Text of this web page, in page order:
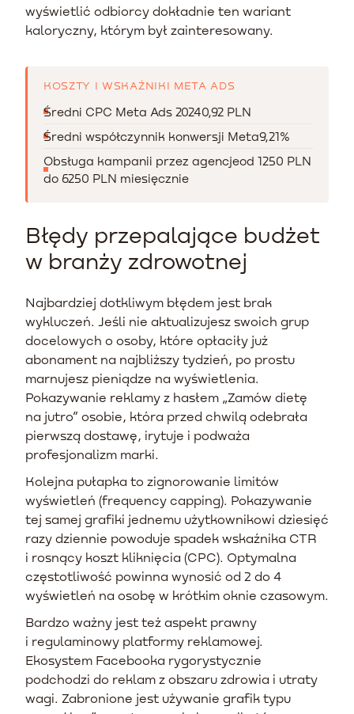
wyświetlić odbiorcy dokładnie ten wariant
kaloryczny, którym był zainteresowany.
KOSZTY I WSKAŹNIKI META ADS
Średni CPC Meta Ads 20240,92 PLN
Średni współczynnik konwersji Meta9,21%
Obsługa kampanii przez agencjeod 1250 PLN
do 6250 PLN miesięcznie
Błędy przepalające budżet
w branży zdrowotnej
Najbardziej dotkliwym błędem jest brak
wykluczeń. Jeśli nie aktualizujesz swoich grup
docelowych o osoby, które opłaciły już
abonament na najbliższy tydzień, po prostu
marnujesz pieniądze na wyświetlenia.
Pokazywanie reklamy z hasłem „Zamów dietę
na jutro” osobie, która przed chwilą odebrała
pierwszą dostawę, irytuje i podważa
profesjonalizm marki.
Kolejna pułapka to zignorowanie limitów
wyświetleń (frequency capping). Pokazywanie
tej samej grafiki jednemu użytkownikowi dziesięć
razy dziennie powoduje spadek wskaźnika CTR
i rosnący koszt kliknięcia (CPC). Optymalna
częstotliwość powinna wynosić od 2 do 4
wyświetleń na osobę w krótkim oknie czasowym.
Bardzo ważny jest też aspekt prawny
i regulaminowy platformy reklamowej.
Ekosystem Facebooka rygorystycznie
podchodzi do reklam z obszaru zdrowia i utraty
wagi. Zabronione jest używanie grafik typu